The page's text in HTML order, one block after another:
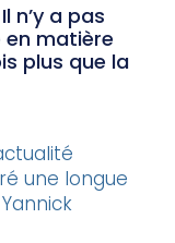
n’y a pas
en matière
plus que la
une longue